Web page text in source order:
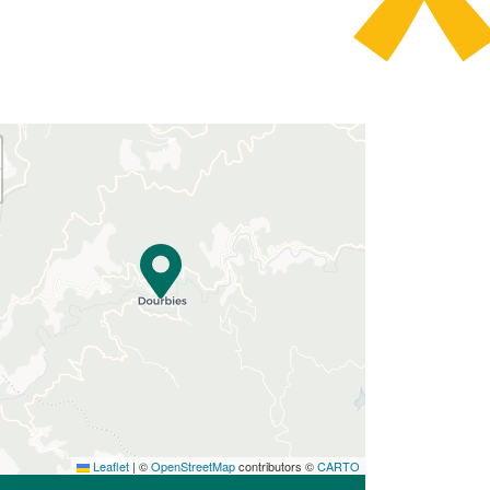
Leaflet | ©OpenStreetMapcontributors ©CARTO